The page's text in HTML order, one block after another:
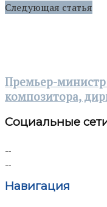
Следующая статья
Премьер-
композитора,
Социальные
Навигация